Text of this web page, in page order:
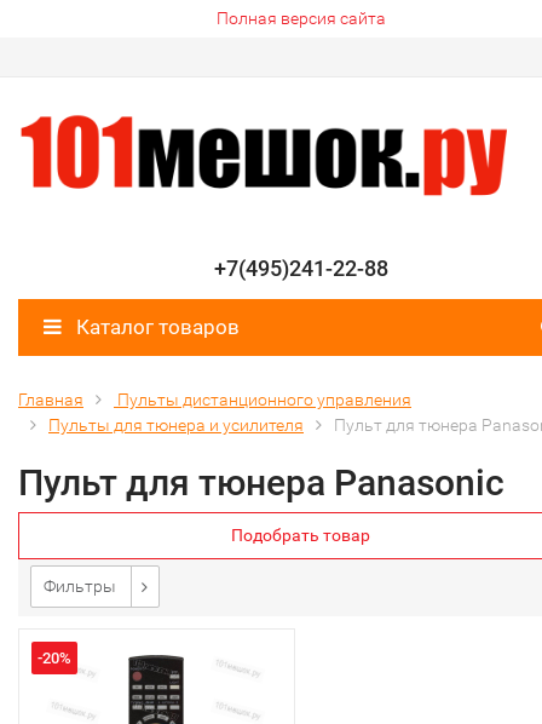
Полная версия сайта
+7(495)241-22-88
Каталог товаров
Главная
Пульты дистанционного управления
Пульты для тюнера и усилителя
Пульт для тюнера
Пульт для тюнера Panasonic
Подобрать товар
Фильтры
-20%